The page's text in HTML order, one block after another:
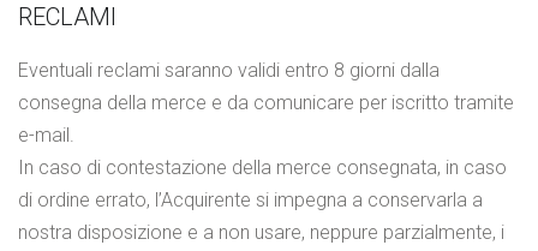
RECLAMI
Eventuali reclami saranno validi entro 8 giorni dalla
consegna della merce e da comunicare per iscritto tramite
e-mail.
In caso di contestazione della merce consegnata, in caso
di ordine errato, l’Acquirente si impegna a conservarla a
nostra disposizione e a non usare, neppure parzialmente, i